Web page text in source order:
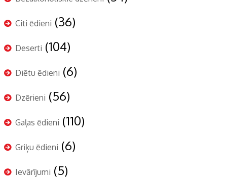
Citi ēdieni (36)
Deserti (104)
Diētu ēdieni (6)
Dzērieni (56)
Gaļas ēdieni (110)
Griķu ēdieni (6)
Ievārījumi (5)